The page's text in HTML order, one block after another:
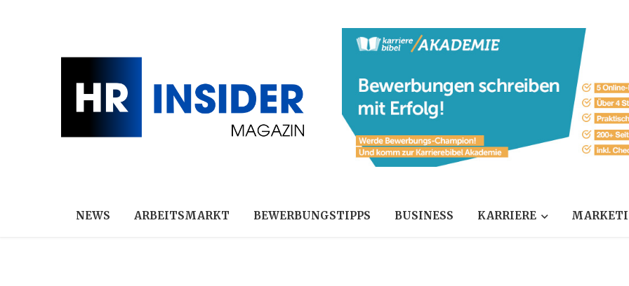
NEWS ARBEITSMARKT BEWERBUNGSTIPPS BUSINESS KARRIERE